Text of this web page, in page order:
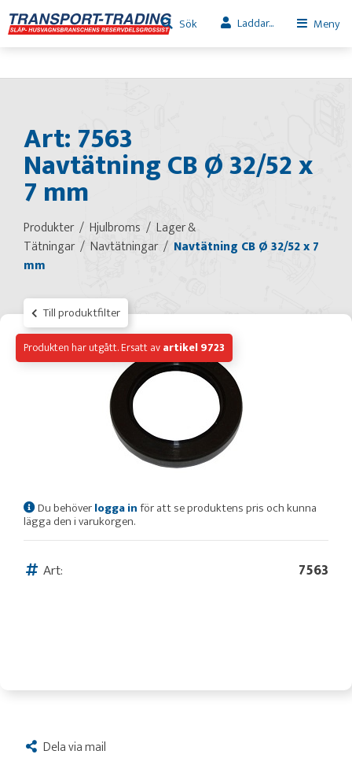
Sök Laddar... Meny
Art: 7563
Navtätning CB Ø 32/52 x
7 mm
Produkter Hjulbroms
Lager &
Tätningar
Navtätningar
Navtätning CB Ø 32/52 x 7
mm
Till produktfilter
Produkten har utgått. Ersatt avartikel 9723
Du behöverlogga inför att se produktens pris och kunna
lägga den i varukorgen.
Art: 7563
Dela via mail